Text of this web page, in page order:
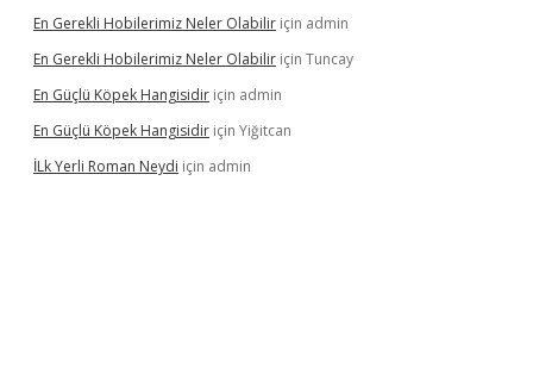
En Gerekli Hobilerimiz Neler Olabilir için admin
En Gerekli Hobilerimiz Neler Olabilir için Tuncay
En Güçlü Köpek Hangisidir için admin
En Güçlü Köpek Hangisidir için Yiğitcan
İLk Yerli Roman Neydi için admin